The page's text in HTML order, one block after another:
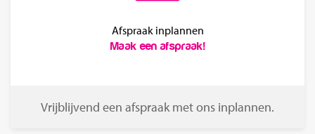
Afspraak inplannen
Maak een afspraak!
Vrijblijvend een afspraak met ons inplannen.